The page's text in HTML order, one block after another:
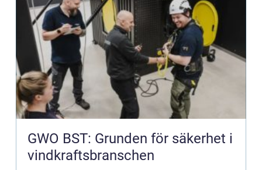
GWO BST: Grunden för säkerhet i
vindkraftsbranschen